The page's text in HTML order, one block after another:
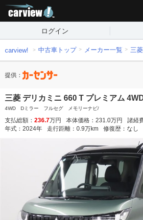
ログイン
carview! 中古車トップ メーカー一覧 三
提供：
三菱 デリカミニ 660 T プレミアム
4WD Dミラー フルセグ メモリーナビ/
支払総額： 236.7万円 本体価格： 231.0万円 諸経
年式： 2024年 走行距離： 0.9万km 修復歴： なし